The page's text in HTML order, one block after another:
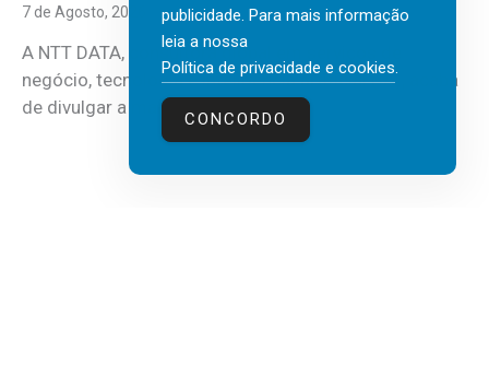
7 de Agosto, 2026
A NTT DATA, consultora global em serviços de
negócio, tecnologia e inteligência artificial (IA), acaba
de divulgar a mais recente...
publicidade. Para mais informação
leia a nossa
Política de privacidade e cookies.
CONCORDO